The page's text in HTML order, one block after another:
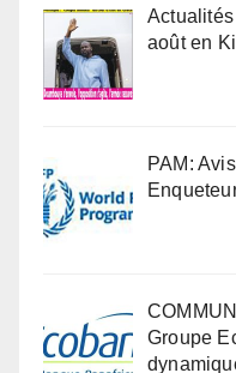
août en
PAM:
Groupe